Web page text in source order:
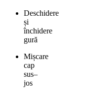
Deschidere
și
închidere
gură
Mișcare
cap
sus–
jos